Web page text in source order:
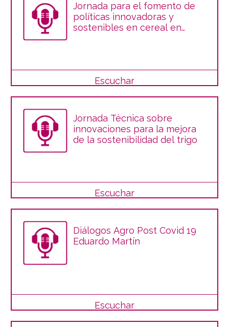
Jornada para el fomento de
políticas innovadoras y
sostenibles en cereal en
Escuchar
Jornada Técnica sobre
innovaciones para la mejora
de la sostenibilidad del trigo
Escuchar
Diálogos Agro Post Covid 19
Eduardo Martín
Escuchar